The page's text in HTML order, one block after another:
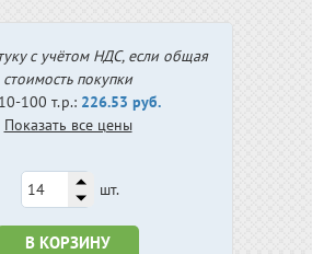
с учётом НДС, если общая
стоимость покупки
100 т.р.: 226.53 руб.
Показать все цены
шт.
В КОРЗИНУ